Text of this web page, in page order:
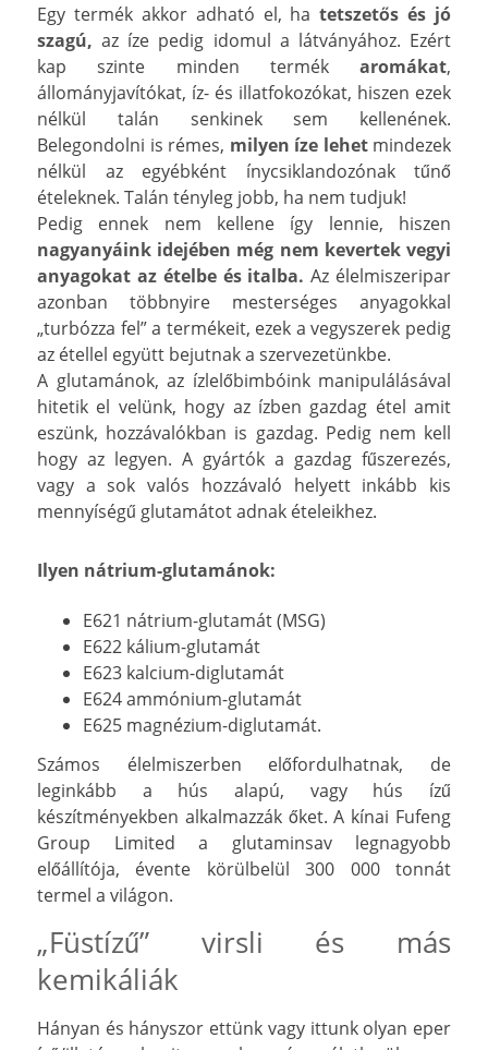
Egy termék akkor adható el, hatetszetős és jó
szagú, az íze pedig idomul a látványához. Ezért
kap szinte minden termék aromákat,
állományjavítókat, íz- és illatfokozókat, hiszen ezek
nélkül talán senkinek sem kellenének.
Belegondolni is rémes, milyen íze lehetmindezek
nélkül az egyébként ínycsiklandozónak tűnő
ételeknek. Talán tényleg jobb, ha nem tudjuk!
Pedig ennek nem kellene így lennie, hiszen
nagyanyáink idejében még nem kevertek vegyi
anyagokat az ételbe és italba. Az élelmiszeripar
azonban többnyire mesterséges anyagokkal
„turbózza fel” a termékeit, ezek a vegyszerek pedig
az étellel együtt bejutnak a szervezetünkbe.
A glutamánok, az ízlelőbimbóink manipulálásával
hitetik el velünk, hogy az ízben gazdag étel amit
eszünk, hozzávalókban is gazdag. Pedig nem kell
hogy az legyen. A gyártók a gazdag fűszerezés,
vagy a sok valós hozzávaló helyett inkább kis
mennyíségű glutamátot adnak ételeikhez.
Ilyen nátrium-glutamánok:
E621 nátrium-glutamát (MSG)
E622 kálium-glutamát
E623 kalcium-diglutamát
E624 ammónium-glutamát
E625 magnézium-diglutamát.
Számos élelmiszerben előfordulhatnak, de
leginkább a hús alapú, vagy hús ízű
készítményekben alkalmazzák őket. A kínai Fufeng
Group Limited a glutaminsav legnagyobb
előállítója, évente körülbelül 300 000 tonnát
termel a világon.
„Füstízű” virsli és más
kemikáliák
Hányan és hányszor ettünk vagy ittunk olyan eper